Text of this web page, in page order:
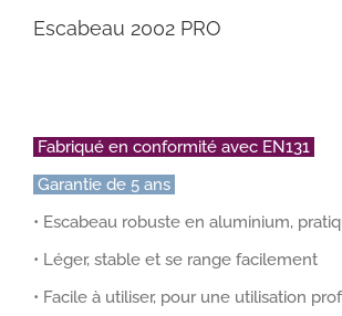
Escabeau 2002 PRO
Fabriqué en conformité avec EN131
Garantie de 5 ans
• Escabeau robuste en aluminium,
• Léger, stable et se range facilement
• Facile à utiliser, pour une utilisation